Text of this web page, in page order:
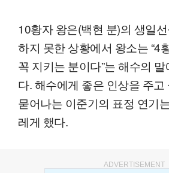
10황자 왕은(백현 분)의 생일
하지 못한 상황에서 왕소는 “4
꼭 지키는 분이다”는 해수의
다. 해수에게 좋은 인상을 주고
묻어나는 이준기의 표정 연기
레게 했다.
ADVERTISEMENT